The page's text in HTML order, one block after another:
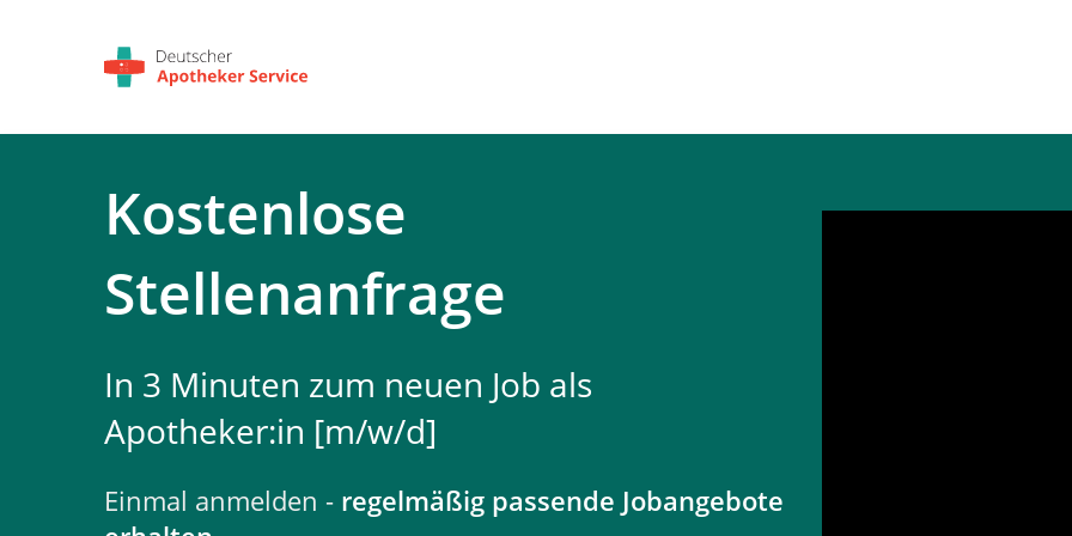
Kostenlose
Stellenanfrage
In 3 Minuten zum neuen Job als
Apotheker:in [m/w/d]
Einmal anmelden - regelmäßig passende Jobangebote